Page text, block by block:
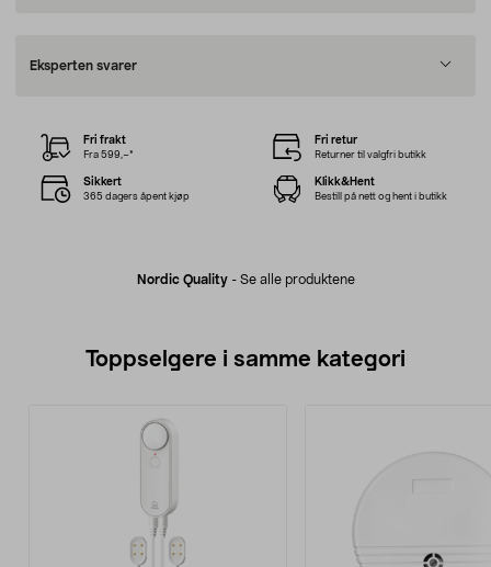
Eksperten svarer
Nordic Quality- Se alle produktene
Fri frakt
Fra 599,–*
Fri retur
Returner til valgfri butikk
Sikkert
365 dagers åpent kjøp
Klikk&Hent
Bestill på nett og hent i butikk
Toppselgere i samme kategori